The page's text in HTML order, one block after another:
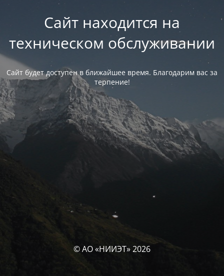
Сайт находится на
техническом обслуживании
Сайт будет доступен в ближайшее время. Благодарим вас за
терпение!
© АО «НИИЭТ» 2026